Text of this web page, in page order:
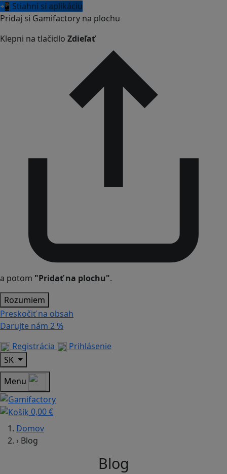
📲 Stiahni si aplikáciu
Pridaj si Gamifactory na plochu
Klepni na tlačidlo Zdieľať
a potom "Pridať na plochu".
Rozumiem
Preskočiť na obsah
Darujte nám 2 %
Registrácia
Prihlásenie
SK
Menu
0,00 €
Domov
› Blog
Blog